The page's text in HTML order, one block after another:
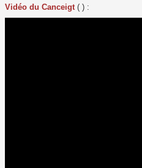
Vidéo du Canceigt ( ) :